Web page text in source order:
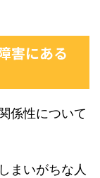
害にある
係性について
まいがちな人